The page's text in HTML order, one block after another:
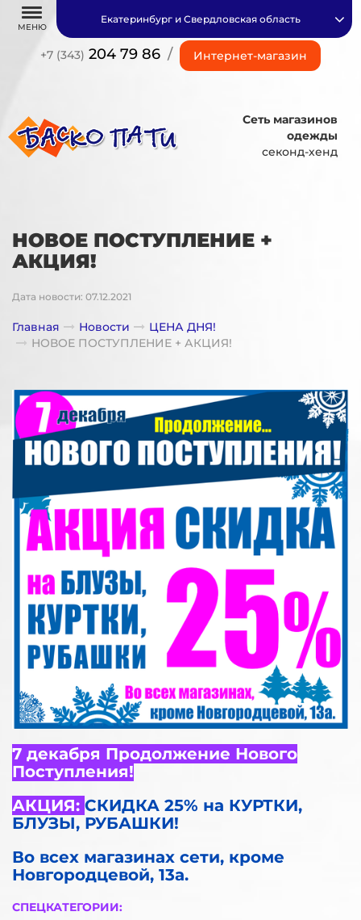
МЕНЮ
+7 (343) 204 79 86 / Интернет-магазин
Екатеринбург и Свердловская область
Сеть магазинов
одежды
секонд-хенд
НОВОЕ ПОСТУПЛЕНИЕ +
АКЦИЯ!
Дата новости: 07.12.2021
Главная Новости
ЦЕНА ДНЯ!
НОВОЕ ПОСТУПЛЕНИЕ + АКЦИЯ!
7 декабря Продолжение Нового
Поступления!
АКЦИЯ: СКИДКА 25% на КУРТКИ,
БЛУЗЫ, РУБАШКИ!
Во всех магазинах сети, кроме
Новгородцевой, 13а.
СПЕЦКАТЕГОРИИ: